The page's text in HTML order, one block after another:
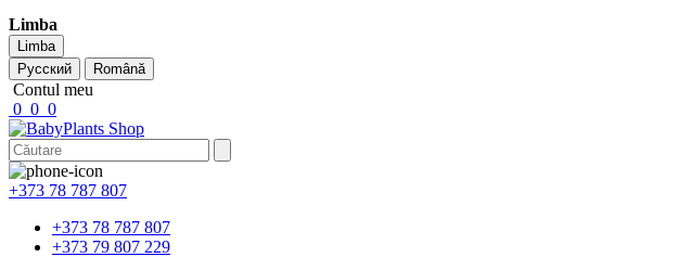
Limba
Limba
Русский
Română
Contul meu
0 0 0
+373 78 787 807
+373 78 787 807
+373 79 807 229